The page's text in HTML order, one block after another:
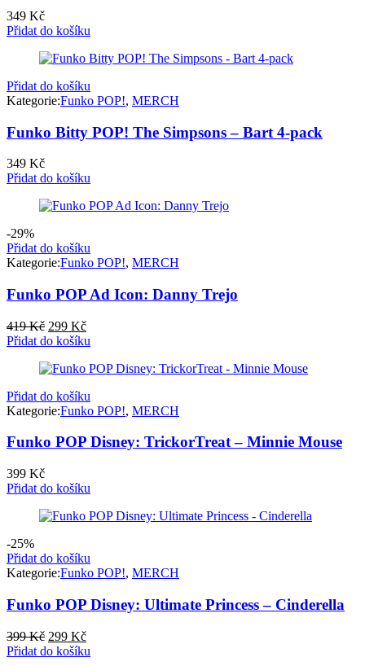
349 Kč
Přidat do košíku
Přidat do košíku
Kategorie:Funko POP!, MERCH
Funko Bitty POP! The Simpsons – Bart 4-pack
349 Kč
Přidat do košíku
-29%
Přidat do košíku
Kategorie:Funko POP!, MERCH
Funko POP Ad Icon: Danny Trejo
419Kč Původní
cena
419 Kč.
299 KčAktuální
cena
299 Kč.
Přidat do košíku
Přidat do košíku
Kategorie:Funko POP!, MERCH
Funko POP Disney: TrickorTreat – Minnie Mouse
399 Kč
Přidat do košíku
-25%
Přidat do košíku
Kategorie:Funko POP!, MERCH
Funko POP Disney: Ultimate Princess – Cinderella
399Kč Původní
cena
299 KčAktuální
cena
Přidat do košíku